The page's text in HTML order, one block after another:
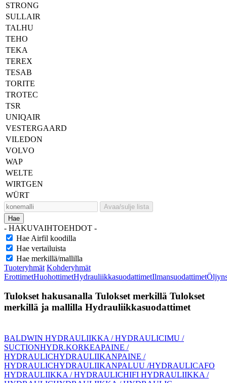
STRONG
SULLAIR
TALHU
TEHO
TEKA
TEREX
TESAB
TORITE
TROTEC
TSR
UNIQAIR
VESTERGAARD
VILEDON
VOLVO
WAP
WELTE
WIRTGEN
WÜRT
Avaa/sulje lista
Hae
- HAKUVAIHTOEHDOT -
Hae Airfil koodilla
Hae vertailuista
Hae merkillä/mallilla
Tuoteryhmät Kohderyhmät
ErottimetHuohottimetHydrauliikkasuodattimetIlmansuodattimet
Tulokset hakusanalla Tulokset merkillä Tulokset
merkillä ja mallilla Hydrauliikkasuodattimet
BALDWIN HYDRAULIIKKA / HYDRAULICIMU /
SUCTIONHYDR.KORKEAPAINE /
HYDRAULICHYDRAULIIKANPAINE /
HYDRAULICHYDRAULIIKANPALUU /HYDRAULICAFO
HYDRAULIIKKA / HYDRAULICHIFI HYDRAULIIKKA /